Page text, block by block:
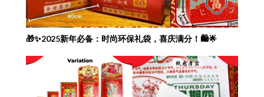
🎁✨2025新年必备：时尚环保礼袋，喜庆满分！🛍️🌟